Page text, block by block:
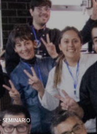
SEMINARIO